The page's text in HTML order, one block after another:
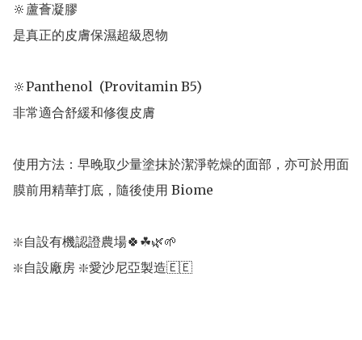
🔆蘆薈凝膠
是真正的皮膚保濕超級恩物
🔆Panthenol  (Provitamin B5)
非常適合舒緩和修復皮膚
使用方法：早晚取少量塗抹於潔淨乾燥的面部，亦可於用面
膜前用精華打底，隨後使用 Biome
❇️自設有機認證農場🍀☘🌿🌱
❇️自設廠房 ❇️愛沙尼亞製造🇪🇪